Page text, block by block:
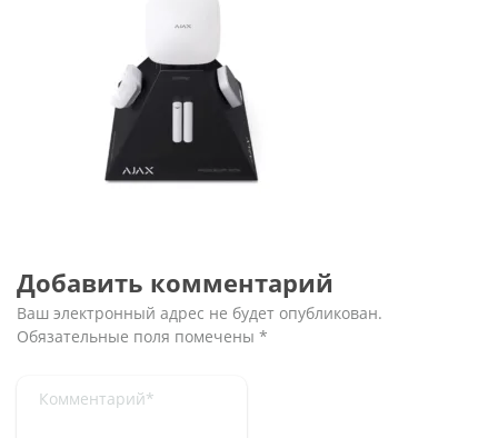
Добавить комментарий
Ваш электронный адрес не будет опубликован.
Обязательные поля помечены *